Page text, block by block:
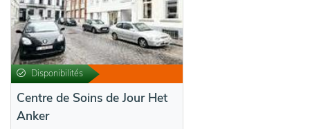
Disponibilités
Centre de Soins de Jour Het
Anker